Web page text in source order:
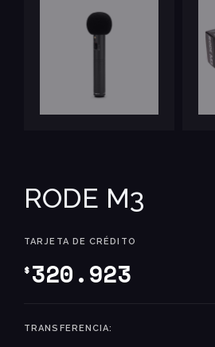
RODE M3
$320.923
TARJETA DE CRÉDITO
TRANSFERENCIA: